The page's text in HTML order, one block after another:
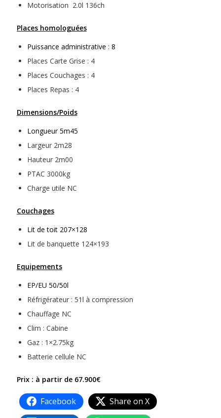
Motorisation 2.0l 136ch
Places homologuées
Puissance administrative : 8
Places Carte Grise : 4
Places Couchages : 4
Places Repas : 4
Dimensions/Poids
Longueur 5m45
Largeur 2m28
Hauteur 2m00
PTAC 3000kg
Charge utile NC
Couchages
Lit de toit 207×128
Lit de banquette 124×193
Equipements
EP/EU 50/50l
Réfrigérateur : 51l à compression
Chauffage NC
Clim : Cabine
Gaz : 1×2.75kg
Batterie cellule NC
Prix : à partir de 67.900€
Facebook
Share on X